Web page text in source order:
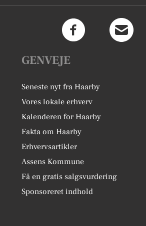
GENVEJE
Seneste nyt fra Haarby
Vores lokale erhverv
Kalenderen for Haarby
Fakta om Haarby
Erhvervsartikler
Assens Kommune
Få en gratis salgsvurdering
Sponsoreret indhold